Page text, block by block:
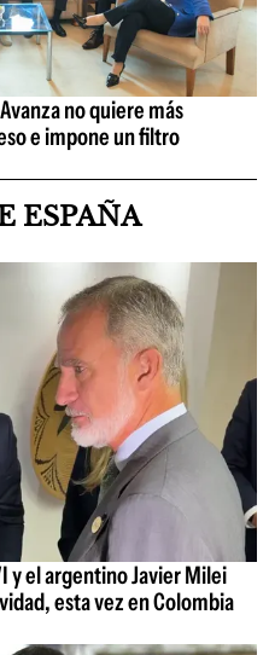
no quiere más
e impone un filtro
ESPAÑA
y el argentino Javier Milei
esta vez en Colombia